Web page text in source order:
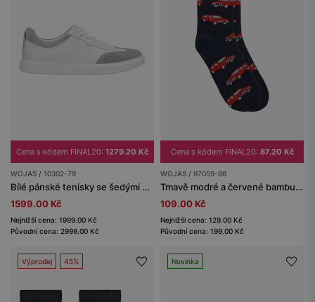
Cena s kódem FINAL20: 1279.20 Kč
WOJAS / 10302-79
Bílé pánské tenisky se šedými vsadkami
1599.00 Kč
Nejnižší cena: 1999.00 Kč
Původní cena: 2999.00 Kč
Cena s kódem FINAL20: 87.20 Kč
WOJAS / 97059-86
Tmavě modré a červené bambusové ponožky s motivem auta.
109.00 Kč
Nejnižší cena: 129.00 Kč
Původní cena: 199.00 Kč
Výprodej 45% Novinka